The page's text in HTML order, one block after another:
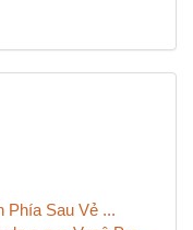
Phía Sau Vẻ ...